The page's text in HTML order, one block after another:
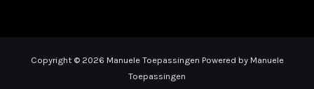
Copyright © 2026 Manuele Toepassingen Powered by Manuele
Toepassingen